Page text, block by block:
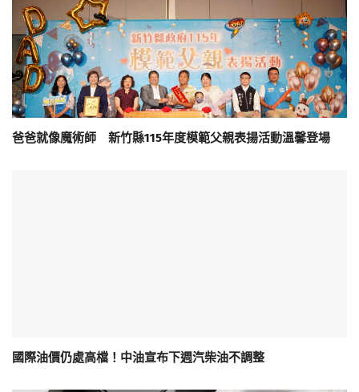
爸爸就像魔術師 新竹縣115年度模範父親表揚活動溫馨登場
國際油價仍處高檔！中油宣布下週汽柴油不調整